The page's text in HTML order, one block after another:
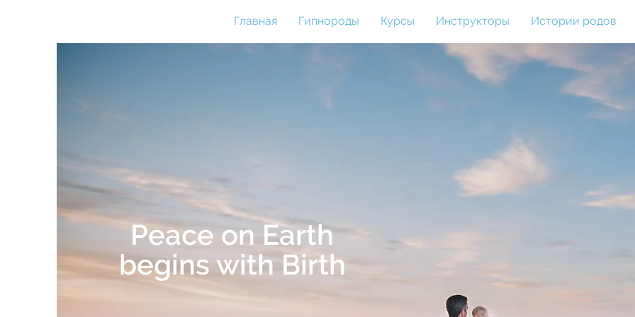
Главная Гипнороды Курсы Инструкторы Истории родов
Peace on Earth
begins with Birth